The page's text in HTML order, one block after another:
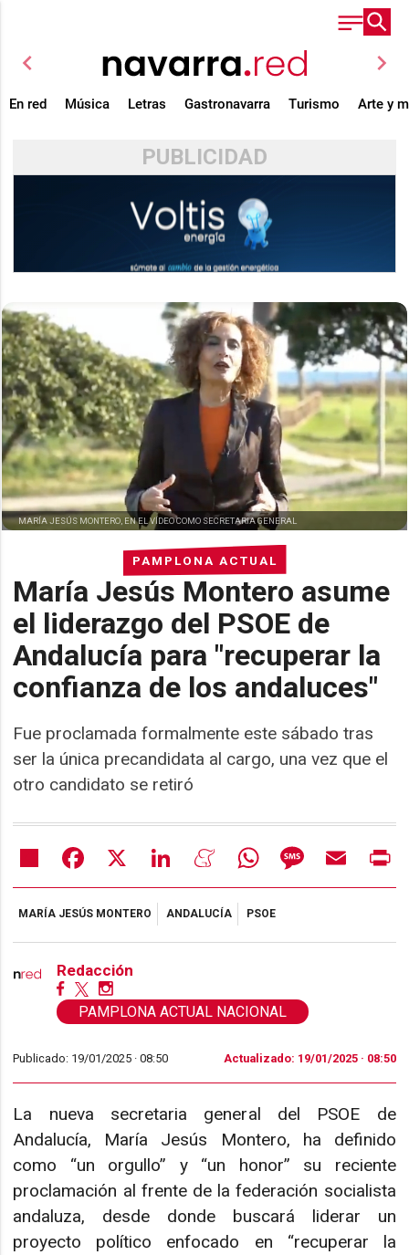
chevron_left chevron_right
En red Música Letras Gastronavarra Turismo Arte y
PUBLICIDAD
PAMPLONA ACTUAL
María Jesús Montero asume
el liderazgo del PSOE de
Andalucía para "recuperar la
confianza de los andaluces"
Fue proclamada formalmente este sábado tras
ser la única precandidata al cargo, una vez que el
otro candidato se retiró
MARÍA JESÚS MONTERO, EN EL VÍDEO COMO SECRETARIA GENERAL
Share Facebook LinkedIn MeneameWhatsAppMessageEmail
MARÍA JESÚS MONTERO ANDALUCÍA PSOE
Redacción
PAMPLONA ACTUAL NACIONAL
Publicado: 19/01/2025 ·08:50 Actualizado: 19/01/2025 · 08:50
La nueva secretaria general del PSOE de
Andalucía, María Jesús Montero, ha definido
como “un orgullo” y “un honor” su reciente
proclamación al frente de la federación socialista
andaluza, desde donde buscará liderar un
proyecto político enfocado en “recuperar la